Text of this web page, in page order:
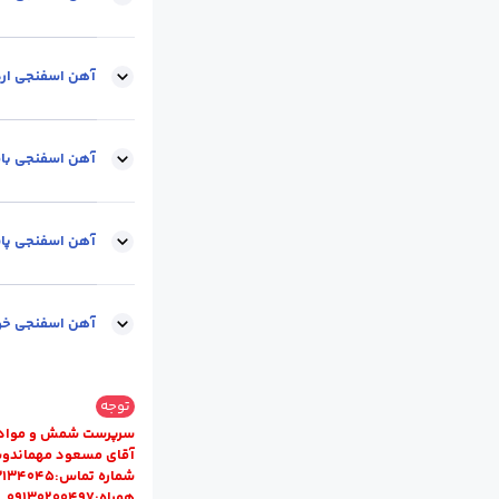
برند کارخانه :
آهن اسفنجی
واحد :کیلوگرم
آهن اسفنجی
برند کارخانه :بافقآهن اسفنجی
واحد :کیلوگرم
آهن اسفنجی
واحد :توجه
سرپرست شمش و مواد
آقای مسعود
شماره تماس:03134045 داخلی ۳۳۰